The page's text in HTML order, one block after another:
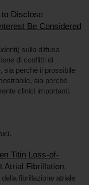
to Disclose
Be Considered
sulla diffusa
di conflitti di
sia perché il prossibile
sia perché
clinici importanti.
Titin Loss-of-
Atrial Fibrillation.
fibrillazione atriale